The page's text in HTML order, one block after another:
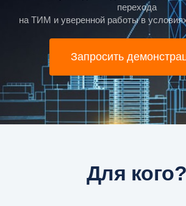
перехода
на ТИМ и уверенной работы в
Запросить
Для кого?